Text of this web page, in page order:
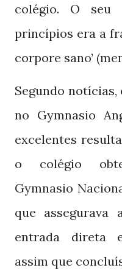
colégio. O
princípios era a
corpore sano’
Segundo
no Gymnasio
excelentes
o colégio
Gymnasio
que assegurava
entrada direta
assim que